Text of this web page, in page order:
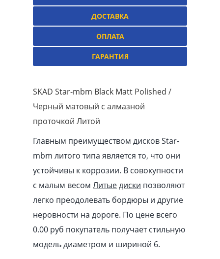
ДОСТАВКА
ОПЛАТА
ГАРАНТИЯ
SKAD Star-mbm Black Matt Polished /
Черный матовый с алмазной
проточкой Литой
Главным преимуществом дисков Star-
mbm литого типа является то, что они
устойчивы к коррозии. В совокупности
с малым весом Литыедиски позволяют
легко преодолевать бордюры и другие
неровности на дороге. По цене всего
0.00 pуб покупатель получает стильную
модель диаметром и шириной 6.